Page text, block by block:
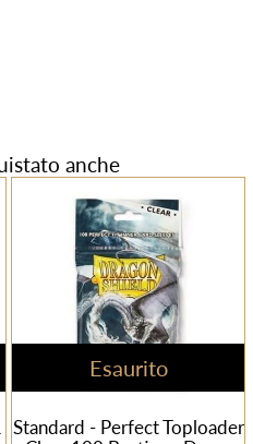
anche
Esaurito
Standard - Perfect Toploader